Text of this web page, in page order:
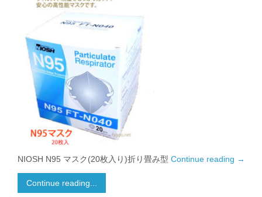
NIOSH N95 マスク(20枚入り)折り畳み型 Continue reading →
Continue reading...